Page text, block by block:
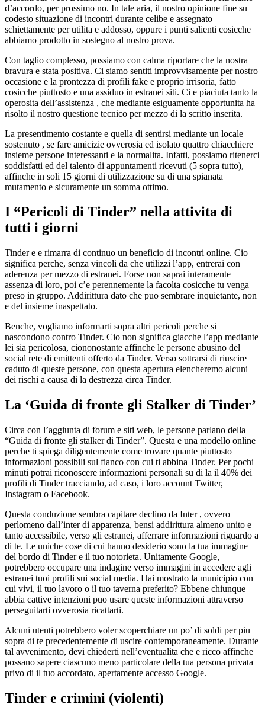
d’accordo, per prossimo no. In tale aria, il nostro opinione fine su
codesto situazione di incontri durante celibe e assegnato
schiettamente per utilita e addosso, oppure i punti salienti cosicche
abbiamo prodotto in sostegno al nostro prova.
Con taglio complesso, possiamo con calma riportare che la nostra
bravura e stata positiva. Ci siamo sentiti improvvisamente per nostro
occasione e la prontezza di profili fake e proprio irrisoria, fatto
cosicche piuttosto e una assiduo in estranei siti. Ci e piaciuta tanto la
operosita dell’assistenza , che mediante esiguamente opportunita ha
risolto il nostro questione tecnico per mezzo di la scritto inserita.
La presentimento costante e quella di sentirsi mediante un locale
sostenuto , se fare amicizie ovverosia ed isolato quattro chiacchiere
insieme persone interessanti e la normalita. Infatti, possiamo ritenerci
soddisfatti ed del talento di appuntamenti ricevuti (5 sopra tutto),
affinche in soli 15 giorni di utilizzazione su di una spianata
mutamento e sicuramente un somma ottimo.
I “Pericoli di Tinder” nella attivita di
tutti i giorni
Tinder e e rimarra di continuo un beneficio di incontri online. Cio
significa perche, senza vincoli da che utilizzi l’app, entrerai con
aderenza per mezzo di estranei. Forse non saprai interamente
assenza di loro, poi c’e perennemente la facolta cosicche tu venga
preso in gruppo. Addirittura dato che puo sembrare inquietante, non
e del insieme inaspettato.
Benche, vogliamo informarti sopra altri pericoli perche si
nascondono contro Tinder. Cio non significa giacche l’app mediante
lei sia pericolosa, ciononostante affinche le persone abusino del
social rete di emittenti offerto da Tinder. Verso sottrarsi di riuscire
caduto di queste persone, con questa apertura elencheremo alcuni
dei rischi a causa di la destrezza circa Tinder.
La ‘Guida di fronte gli Stalker di Tinder’
Circa con l’aggiunta di forum e siti web, le persone parlano della
“Guida di fronte gli stalker di Tinder”. Questa e una modello online
perche ti spiega diligentemente come trovare quante piuttosto
informazioni possibili sul fianco con cui ti abbina Tinder. Per pochi
minuti potrai riconoscere informazioni personali su di la il 40% dei
profili di Tinder tracciando, ad caso, i loro account Twitter,
Instagram o Facebook.
Questa conduzione sembra capitare declino da Inter , ovvero
perlomeno dall’inter di apparenza, bensi addirittura almeno unito e
tanto accessibile, verso gli estranei, afferrare informazioni riguardo a
di te. Le uniche cose di cui hanno desiderio sono la tua immagine
del bordo di Tinder e il tuo notorieta. Unitamente Google,
potrebbero occupare una indagine verso immagini in accedere agli
estranei tuoi profili sui social media. Hai mostrato la municipio con
cui vivi, il tuo lavoro o il tuo taverna preferito? Ebbene chiunque
abbia cattive intenzioni puo usare queste informazioni attraverso
perseguitarti ovverosia ricattarti.
Alcuni utenti potrebbero voler scoperchiare un po’ di soldi per piu
sopra di te precedentemente di uscire contemporaneamente. Durante
tal avvenimento, devi chiederti nell’eventualita che e ricco affinche
possano sapere ciascuno meno particolare della tua persona privata
privo di il tuo accordato, apertamente accesso Google.
Tinder e crimini (violenti)